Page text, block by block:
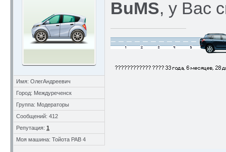
Имя: ОлегАндреевич
Город: Междуреченск
Группа: Модераторы
Сообщений: 412
Репутация: 1
Моя машина: Тойота РАВ 4
BuMS, у Вас